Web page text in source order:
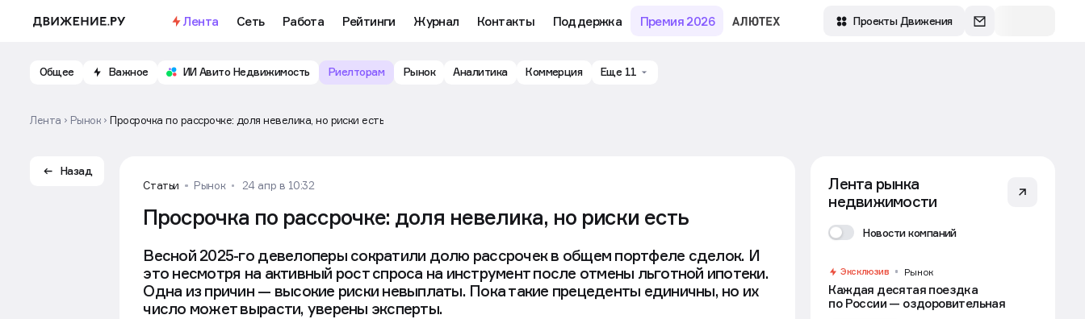
Важное Откройте доступ к бесплатному обучению и аналитике рынка в личном кабинете риелтора Зарегистрироваться
Лента Сеть Работа Рейтинги Журнал Контакты Поддержка Премия 2026 Проекты Движения
Общее Важное ИИ Авито Недвижимость Риелторам Рынок Аналитика Коммерция Еще 11
Лента Рынок Просрочка по рассрочке: доля невелика, но риски есть
Назад
Статьи
Рынок 24 апр в 10:32
Просрочка по рассрочке: доля невелика, но риски есть
Весной 2025-го девелоперы сократили долю рассрочек в общем портфеле сделок. И
это несмотря на активный рост спроса на инструмент после отмены льготной ипотеки.
Одна из причин — высокие риски невыплаты. Пока такие прецеденты единичны, но их
число может вырасти, уверены эксперты.
Лента рынка
недвижимости
Новости компаний
Эксклюзив Рынок
Каждая десятая поездка
по России — оздоровительная